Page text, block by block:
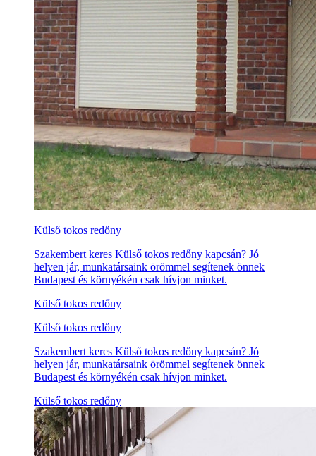
Külső tokos redőny
Szakembert keres Külső tokos redőny kapcsán? Jó
helyen jár, munkatársaink örömmel segítenek önnek
Budapest és környékén csak hívjon minket.
Külső tokos redőny
Külső tokos redőny
Szakembert keres Külső tokos redőny kapcsán? Jó
helyen jár, munkatársaink örömmel segítenek önnek
Budapest és környékén csak hívjon minket.
Külső tokos redőny